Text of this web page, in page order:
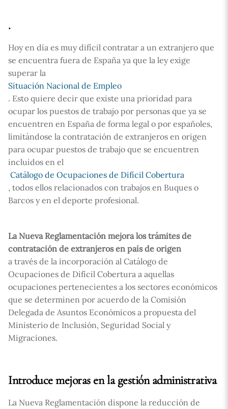
.
Hoy en día es muy difícil contratar a un extranjero que
se encuentra fuera de España ya que la ley exige
superar la
Situación Nacional de Empleo
. Esto quiere decir que existe una prioridad para
ocupar los puestos de trabajo por personas que ya se
encuentren en España de forma legal o por españoles,
limitándose la contratación de extranjeros en origen
para ocupar puestos de trabajo que se encuentren
incluidos en el
Catálogo de Ocupaciones de Difícil Cobertura
, todos ellos relacionados con trabajos en Buques o
Barcos y en el deporte profesional.
La Nueva Reglamentación mejora los trámites de
contratación de extranjeros en país de origen
a través de la incorporación al Catálogo de
Ocupaciones de Difícil Cobertura a aquellas
ocupaciones pertenecientes a los sectores económicos
que se determinen por acuerdo de la Comisión
Delegada de Asuntos Económicos a propuesta del
Ministerio de Inclusión, Seguridad Social y
Migraciones.
Introduce mejoras en la gestión administrativa
La Nueva Reglamentación dispone la reducción de